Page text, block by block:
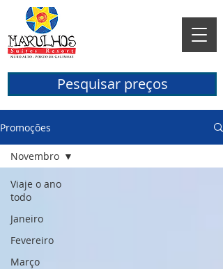
Pesquisar preços
Promoções
Viaje o ano
todo
Janeiro
Fevereiro
Março
Novembro